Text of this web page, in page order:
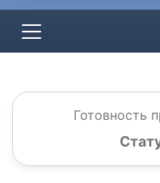
Готовность